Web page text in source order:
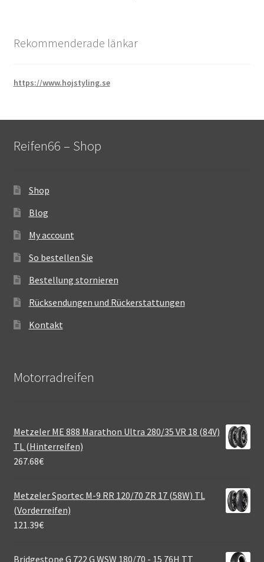
Rekommenderade länkar
https://www.hojstyling.se
Reifen66 – Shop
Shop
Blog
My account
So bestellen Sie
Bestellung stornieren
Rücksendungen und Rückerstattungen
Kontakt
Motorradreifen
Metzeler ME 888 Marathon Ultra 280/35 VR 18 (84V)
TL (Hinterreifen)
267.68€
Metzeler Sportec M-9 RR 120/70 ZR 17 (58W) TL
(Vorderreifen)
121.39€
Bridgestone G 722 G WSW 180/70 - 15 76H TT